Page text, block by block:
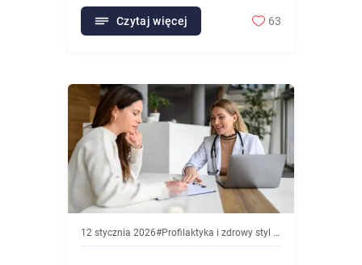
Czytaj więcej 63
12 stycznia 2026#Profilaktyka i zdrowy styl życia